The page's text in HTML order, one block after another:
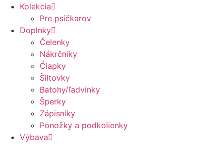
Kolekcia
Pre psíčkarov
Doplnky
Čelenky
Nákrčníky
Čiapky
Šiltovky
Batohy/ľadvinky
Šperky
Zápisníky
Ponožky a podkolienky
Výbava